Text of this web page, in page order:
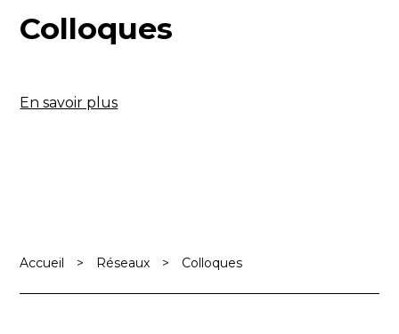
Colloques
En savoir plus
Accueil > Réseaux > Colloques